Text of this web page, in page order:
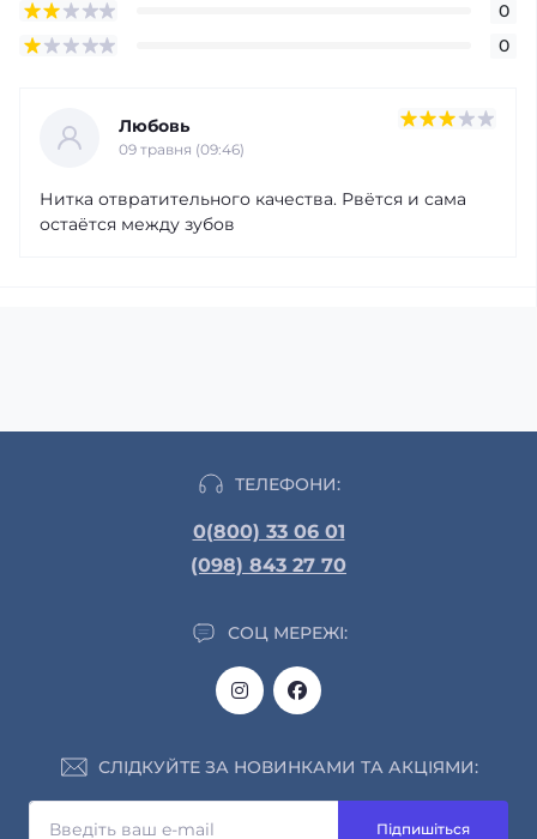
0
0
Любовь
09 травня (09:46)
Нитка отвратительного качества. Рвётся и сама
остаётся между зубов
ТЕЛЕФОНИ:
0(800) 33 06 01
(098) 843 27 70
СОЦ МЕРЕЖІ:
СЛІДКУЙТЕ ЗА НОВИНКАМИ ТА АКЦІЯМИ:
Підпишіться